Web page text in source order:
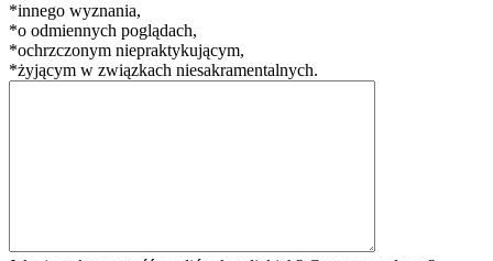
*innego wyznania,
*o odmiennych poglądach,
*ochrzczonym niepraktykującym,
*żyjącym w związkach niesakramentalnych.